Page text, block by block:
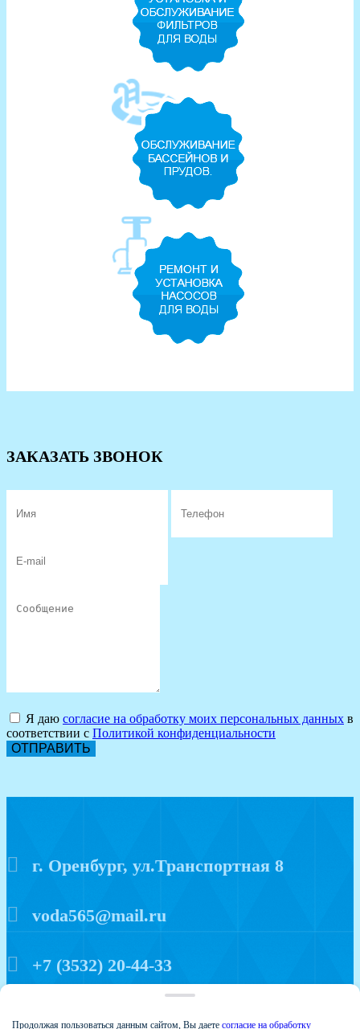
ЗАКАЗАТЬ ЗВОНОК
Я даю согласие на обработку моих персональных данных в
соответствии с Политикой конфиденциальности
ОТПРАВИТЬ
г. Оренбург, ул.Транспортная 8
voda565@mail.ru
+7 (3532) 20-44-33
Продолжая пользоваться данным сайтом, Вы даете согласие на обработку